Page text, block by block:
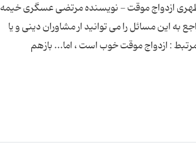
مطهری ازدواج موقت - نویسنده مرتضی عسگری خیمه
این مسائل را می توانید ار مشاوران دینی و یا
: ازدواج موقت خوب است ، اما... بازهم